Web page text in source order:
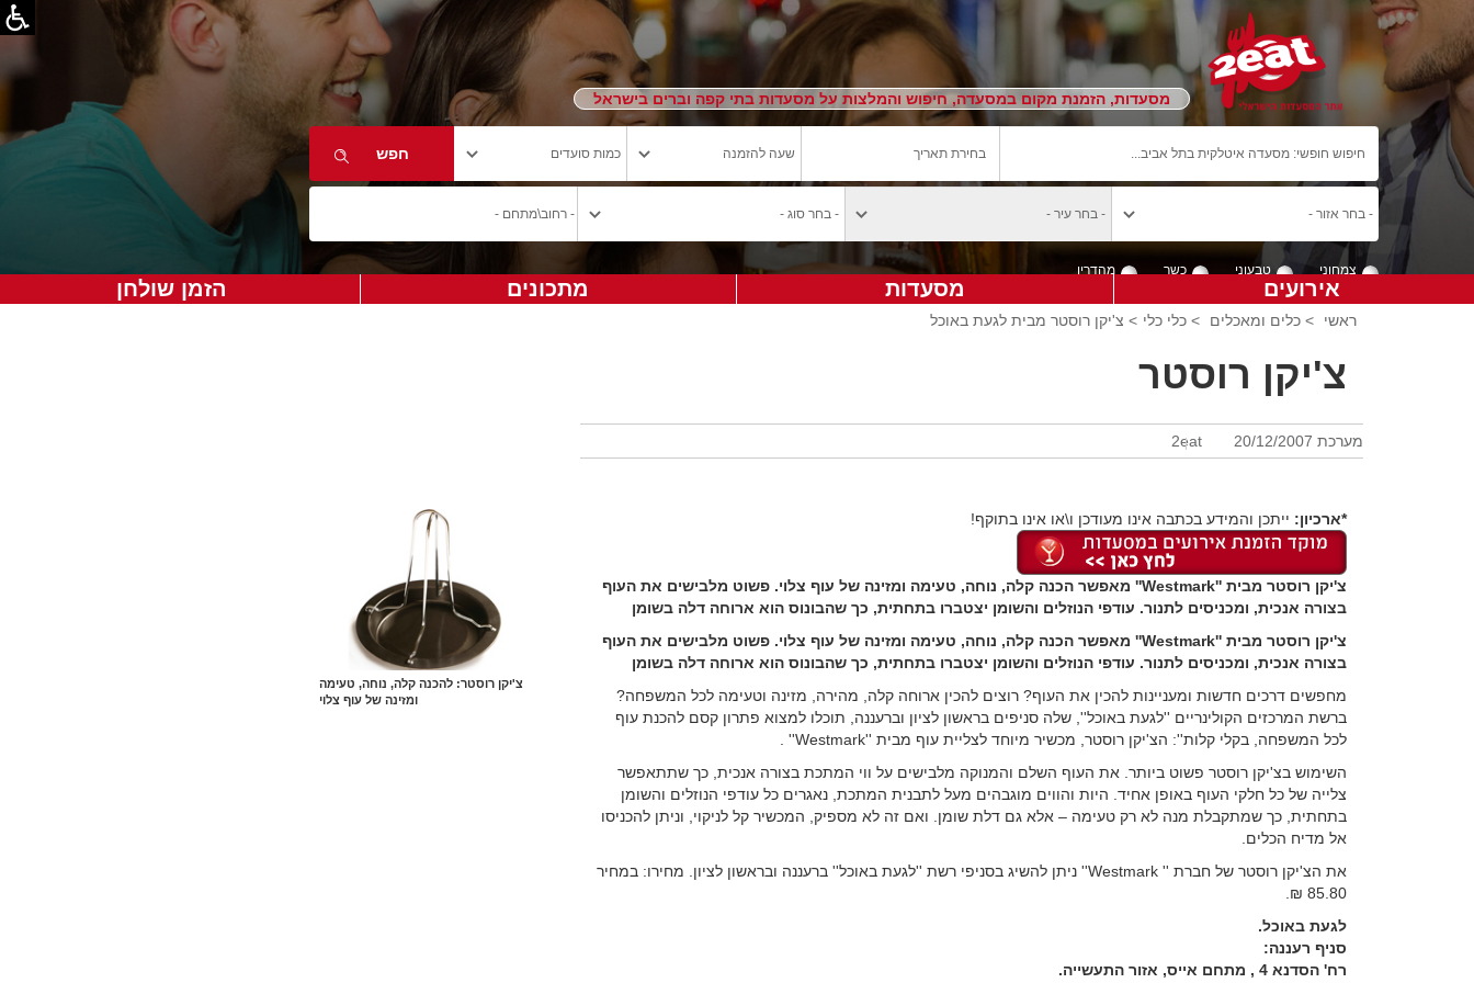
מסעדות, הזמנת מקום במסעדה, חיפוש והמלצות על מסעדות בתי קפה וברים בישראל
צמחוני טבעוני כשר מהדרין
אירועים מסעדות מתכונים הזמן שולחן
ראשי > כלים ומאכלים > כלי כלי > צ'יקן רוסטר מבית לגעת באוכל
צ'יקן רוסטר
מערכת 2eat 20/12/2007
*ארכיון: ייתכן והמידע בכתבה אינו מעודכן ו\או אינו בתוקף!
צ'יקן רוסטר מבית ''Westmark'' מאפשר הכנה קלה, נוחה, טעימה ומזינה של עוף צלוי. פשוט מלבישים את העוף
בצורה אנכית, ומכניסים לתנור. עודפי הנוזלים והשומן יצטברו בתחתית, כך שהבונוס הוא ארוחה דלה בשומן
צ'יקן רוסטר מבית ''Westmark'' מאפשר הכנה קלה, נוחה, טעימה ומזינה של עוף צלוי. פשוט מלבישים את העוף
בצורה אנכית, ומכניסים לתנור. עודפי הנוזלים והשומן יצטברו בתחתית, כך שהבונוס הוא ארוחה דלה בשומן
מחפשים דרכים חדשות ומעניינות להכין את העוף? רוצים להכין ארוחה קלה, מהירה, מזינה וטעימה לכל המשפחה?
ברשת המרכזים הקולינריים ''לגעת באוכל'', שלה סניפים בראשון לציון וברעננה, תוכלו למצוא פתרון קסם להכנת עוף
לכל המשפחה, בקלי קלות'': הצ'יקן רוסטר, מכשיר מיוחד לצליית עוף מבית ''Westmark'' .
השימוש בצ'יקן רוסטר פשוט ביותר. את העוף השלם והמנוקה מלבישים על ווי המתכת בצורה אנכית, כך שתתאפשר
צלייה של כל חלקי העוף באופן אחיד. היות והווים מוגבהים מעל לתבנית המתכת, נאגרים כל עודפי הנוזלים והשומן
בתחתית, כך שמתקבלת מנה לא רק טעימה – אלא גם דלת שומן. ואם זה לא מספיק, המכשיר קל לניקוי, וניתן להכניסו
אל מדיח הכלים.
את הצ'יקן רוסטר של חברת '' Westmark'' ניתן להשיג בסניפי רשת ''לגעת באוכל'' ברעננה ובראשון לציון. מחירו: במחיר
85.80 ₪.
לגעת באוכל.
סניף רעננה:
רח' הסדנא 4 , מתחם אייס, אזור התעשייה.
צ'יקן רוסטר: להכנה קלה, נוחה, טעימה
ומזינה של עוף צלוי